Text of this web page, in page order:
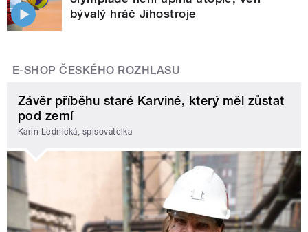
bývalý hráč Jihostroje
E-SHOP ČESKÉHO ROZHLASU
Závěr příběhu staré Karviné, který měl zůstat
pod zemí
Karin Lednická, spisovatelka